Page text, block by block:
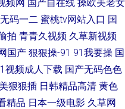
频网 国产自在线 操欧美老女
码一二 蜜桃tv网站入口 国
拍 青青久视频 久草新视频
国产 狠狠操-91 91我要操 国
视频成人下载 国产无码色色
狠狠插 日韩精品高清 黄色
精品 日本一级电影 久草网